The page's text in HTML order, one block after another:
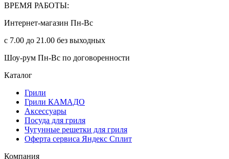
ВРЕМЯ РАБОТЫ:
Интернет-магазин Пн-Вс
с 7.00 до 21.00 без выходных
Шоу-рум Пн-Вс по договоренности
Каталог
Грили
Грили КАМАДО
Аксессуары
Посуда для гриля
Чугунные решетки для гриля
Оферта сервиса Яндекс Сплит
Компания